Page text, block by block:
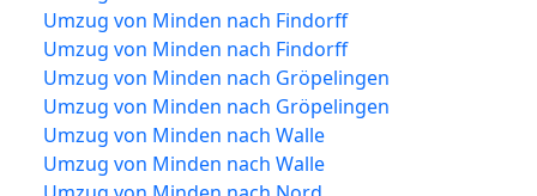
Umzug von Minden nach Findorff
Umzug von Minden nach Findorff
Umzug von Minden nach Gröpelingen
Umzug von Minden nach Gröpelingen
Umzug von Minden nach Walle
Umzug von Minden nach Walle